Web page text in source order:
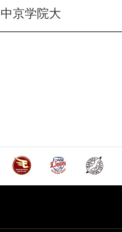
中京学院大